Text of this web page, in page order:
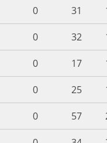
0 31
0 32
0 17
0 25
0 57